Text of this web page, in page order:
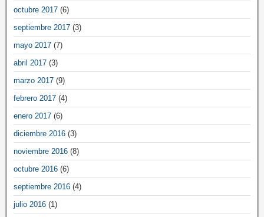
octubre 2017 (6)
septiembre 2017 (3)
mayo 2017 (7)
abril 2017 (3)
marzo 2017 (9)
febrero 2017 (4)
enero 2017 (6)
diciembre 2016 (3)
noviembre 2016 (8)
octubre 2016 (6)
septiembre 2016 (4)
julio 2016 (1)